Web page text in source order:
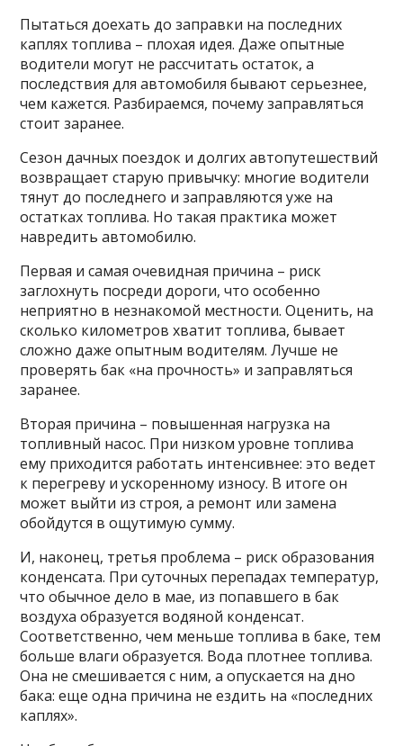
Пытаться доехать до заправки на последних
каплях топлива – плохая идея. Даже опытные
водители могут не рассчитать остаток, а
последствия для автомобиля бывают серьезнее,
чем кажется. Разбираемся, почему заправляться
стоит заранее.
Сезон дачных поездок и долгих автопутешествий
возвращает старую привычку: многие водители
тянут до последнего и заправляются уже на
остатках топлива. Но такая практика может
навредить автомобилю.
Первая и самая очевидная причина – риск
заглохнуть посреди дороги, что особенно
неприятно в незнакомой местности. Оценить, на
сколько километров хватит топлива, бывает
сложно даже опытным водителям. Лучше не
проверять бак «на прочность» и заправляться
заранее.
Вторая причина – повышенная нагрузка на
топливный насос. При низком уровне топлива
ему приходится работать интенсивнее: это ведет
к перегреву и ускоренному износу. В итоге он
может выйти из строя, а ремонт или замена
обойдутся в ощутимую сумму.
И, наконец, третья проблема – риск образования
конденсата. При суточных перепадах температур,
что обычное дело в мае, из попавшего в бак
воздуха образуется водяной конденсат.
Соответственно, чем меньше топлива в баке, тем
больше влаги образуется. Вода плотнее топлива.
Она не смешивается с ним, а опускается на дно
бака: еще одна причина не ездить на «последних
каплях».